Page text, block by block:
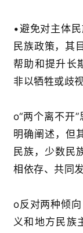
•避免对主体
民族政策，其
帮助和提升长
非以牺牲或歧
o“两个离不开”
明确阐述，但
民族，少数民
相依存、共同
o反对两种倾向
义和地方民族